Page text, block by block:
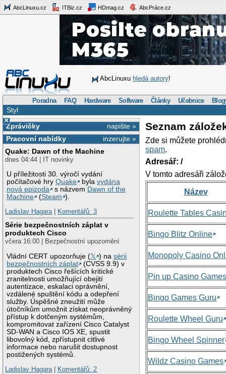
AbcLinuxu.cz ITBiz.cz HDmag.cz AbcPráce.cz
AbcLinuxu hledá autory!
Poradna FAQ Hardware Software Články Učebnice
Styl
×
napište »
Zprávičky
inzerujte »
Pracovní nabídky
Quake: Dawn of the Machine
dnes 04:44 | IT novinky
U příležitosti 30. výročí vydání
počítačové hryQuake bylavydána
nová epizoda
s názvem Dawn of the
Machine
(Steam ).
Ladislav Hagara| Komentářů: 3
Série bezpečnostních záplat v
produktech Cisco
včera 16:00 | Bezpečnostní upozornění
Vládní CERT upozorňuje (𝕏 ) nasérii
bezpečnostních záplat
(CVSS 9.9) v
produktech Cisco řešících kritické
zranitelnosti umožňující obejití
autentizace, eskalaci oprávnění,
vzdálené spuštění kódu a odepření
služby. Úspěšné zneužití může
útočníkům umožnit získat neoprávněný
přístup k dotčeným systémům,
kompromitovat zařízení Cisco Catalyst
SD-WAN a Cisco IOS XE, spustit
libovolný kód, zpřístupnit citlivé
informace nebo narušit dostupnost
postižených systémů.
Ladislav Hagara| Komentářů: 2
Seznam
Zde si můžete
spam.
Adresář: /
V tomto adresáři
Název
Roulette Tables
Bingo Blitz Online
Monopoly Casino
Pin up Casino
Bingo Games Guru
Roulette Wheel Guru
Bingo Wheel Spinner
Wildz Casino Games